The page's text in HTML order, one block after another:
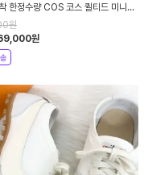
한정수량 COS 코스 퀼티드 미니백
니 숄더백 퀼팅백 할인특가
원
원